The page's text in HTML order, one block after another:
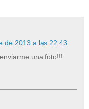
de 2013 a las 22:43
una foto!!!